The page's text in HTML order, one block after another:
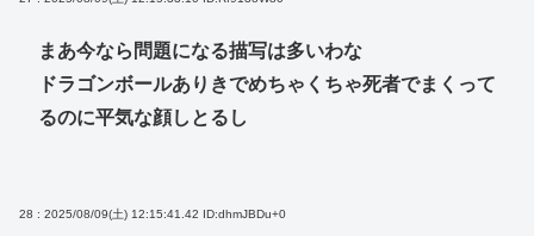
まあ今なら問題になる描写は多いわな
ドラゴンボールありきでめちゃくちゃ死者でまくって
るのに平気な顔しとるし
28 : 2025/08/09(土) 12:15:41.42 ID:dhmJBDu+0